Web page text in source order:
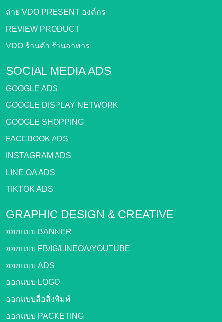
ถ่าย VDO PRESENT องค์กร
REVIEW PRODUCT
VDO ร้านค้า ร้านอาหาร
SOCIAL MEDIA ADS
GOOGLE ADS
GOOGLE DISPLAY NETWORK
GOOGLE SHOPPING
FACEBOOK ADS
INSTAGRAM ADS
LINE OA ADS
TIKTOK ADS
GRAPHIC DESIGN & CREATIVE
ออกแบบ BANNER
ออกแบบ FB/IG/LINEOA/YOUTUBE
ออกแบบ ADS
ออกแบบ LOGO
ออกแบบสื่อสิ่งพิมพ์
ออกแบบ PACKETING